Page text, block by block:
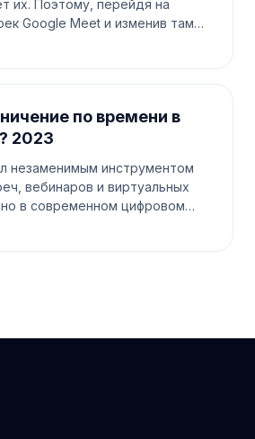
их. Поэтому, перейдя на
Google Meet и изменив там
по времени в
2023
незаменимым инструментом
вебинаров и виртуальных
в современном цифровом